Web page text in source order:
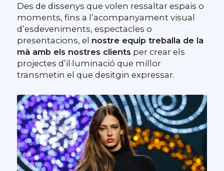
Des de dissenys que volen ressaltar espais o
moments, fins a l’acompanyament visual
d’esdeveniments, espectacles o
presentacions, el nostre equip treballa de la
mà amb els nostres clients per crear els
projectes d’il·luminació que millor
transmetin el que desitgin expressar.